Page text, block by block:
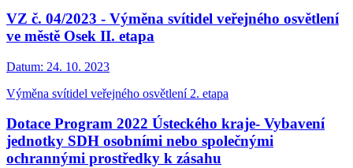
VZ č. 04/2023 - Výměna svítidel veřejného osvětlení
ve městě Osek II. etapa
Datum: 24. 10. 2023
Výměna svítidel veřejného osvětlení 2. etapa
Dotace Program 2022 Ústeckého kraje- Vybavení
jednotky SDH osobními nebo společnými
ochrannými prostředky k zásahu